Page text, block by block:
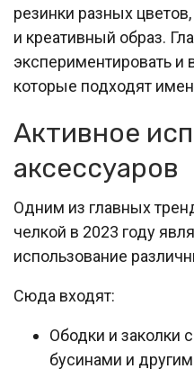
резинки разных
и креативный образ.
экспериментировать и
которые подходят
Активное
аксессуаров
Одним из главных
челкой в 2023 году
использование
Сюда входят:
Ободки и заколки
бусинами и